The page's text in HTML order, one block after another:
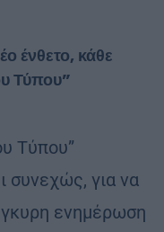
ένθετο, κάθε
Τύπου”
Τύπου”
συνεχώς, για να
ενημέρωση